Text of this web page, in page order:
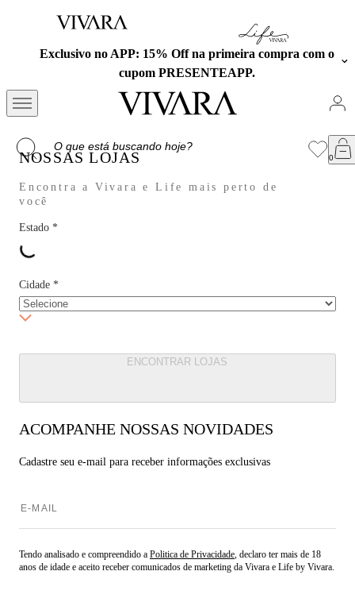
compra com o
Frete cortesia em todas as
NOSSAS LOJAS
Encontra a Vivara e Life mais perto de
você
Estado *
Cidade *
ENCONTRAR LOJAS
ACOMPANHE NOSSAS NOVIDADES
Cadastre seu e-mail para receber informações exclusivas
Tendo analisado e compreendido a Politica de Privacidade, declaro ter mais de 18
anos de idade e aceito receber comunicados de marketing da Vivara e Life by Vivara.